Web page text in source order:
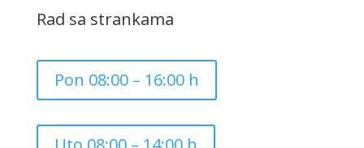
Rad sa strankama
Pon 08:00 – 16:00 h